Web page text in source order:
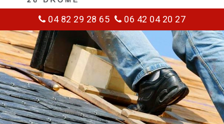
04 82 29 28 65 06 42 04 20 27